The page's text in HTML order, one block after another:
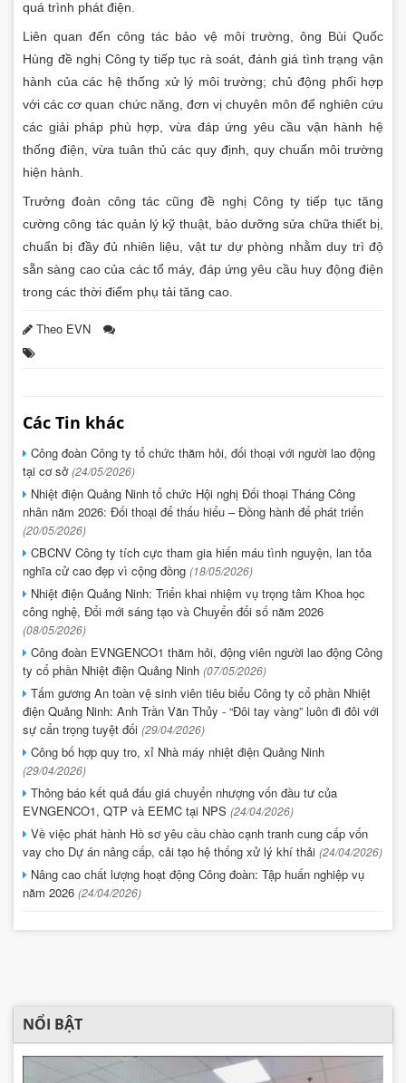
quá trình phát điện.
Liên quan đến công tác bảo vệ môi trường, ông Bùi Quốc
Hùng đề nghị Công ty tiếp tục rà soát, đánh giá tình trạng vận
hành của các hệ thống xử lý môi trường; chủ động phối hợp
với các cơ quan chức năng, đơn vị chuyên môn để nghiên cứu
các giải pháp phù hợp, vừa đáp ứng yêu cầu vận hành hệ
thống điện, vừa tuân thủ các quy định, quy chuẩn môi trường
hiện hành.
Trưởng đoàn công tác cũng đề nghị Công ty tiếp tục tăng
cường công tác quản lý kỹ thuật, bảo dưỡng sửa chữa thiết bị,
chuẩn bị đầy đủ nhiên liệu, vật tư dự phòng nhằm duy trì độ
sẵn sàng cao của các tổ máy, đáp ứng yêu cầu huy động điện
trong các thời điểm phụ tải tăng cao.
Theo EVN
Các Tin khác
Công đoàn Công ty tổ chức thăm hỏi, đối thoại với người lao động
tại cơ sở(24/05/2026)
Nhiệt điện Quảng Ninh tổ chức Hội nghị Đối thoại Tháng Công
nhân năm 2026: Đối thoại để thấu hiểu – Đồng hành để phát triển
(20/05/2026)
CBCNV Công ty tích cực tham gia hiến máu tình nguyện, lan tỏa
nghĩa cử cao đẹp vì cộng đồng (18/05/2026)
Nhiệt điện Quảng Ninh: Triển khai nhiệm vụ trọng tâm Khoa học
công nghệ, Đổi mới sáng tạo và Chuyển đổi số năm 2026
(08/05/2026)
Công đoàn EVNGENCO1 thăm hỏi, động viên người lao động Công
ty cổ phần Nhiệt điện Quảng Ninh (07/05/2026)
Tấm gương An toàn vệ sinh viên tiêu biểu Công ty cổ phần Nhiệt
điện Quảng Ninh: Anh Trần Văn Thủy - “Đôi tay vàng” luôn đi đôi với
sự cẩn trọng tuyệt đối (29/04/2026)
Công bố hợp quy tro, xỉ Nhà máy nhiệt điện Quảng Ninh
(29/04/2026)
Thông báo kết quả đấu giá chuyển nhượng vốn đầu tư của
EVNGENCO1, QTP và EEMC tại NPS (24/04/2026)
Về việc phát hành Hồ sơ yêu cầu chào cạnh tranh cung cấp vốn
vay cho Dự án nâng cấp, cải tạo hệ thống xử lý khí thải (24/04/2026)
Nâng cao chất lượng hoạt động Công đoàn: Tập huấn nghiệp vụ
năm 2026 (24/04/2026)
NỔI BẬT